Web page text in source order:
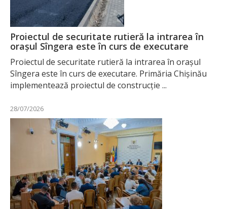
Proiectul de securitate rutieră la intrarea în
orașul Sîngera este în curs de executare
Proiectul de securitate rutieră la intrarea în orașul
Sîngera este în curs de executare. Primăria Chișinău
implementează proiectul de construcție ...
28/07/2026